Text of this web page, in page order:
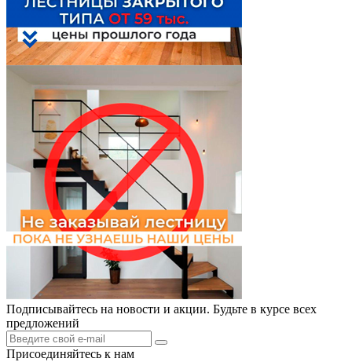
Подписывайтесь на новости и акции. Будьте в курсе всех
предложений
Присоединяйтесь к нам